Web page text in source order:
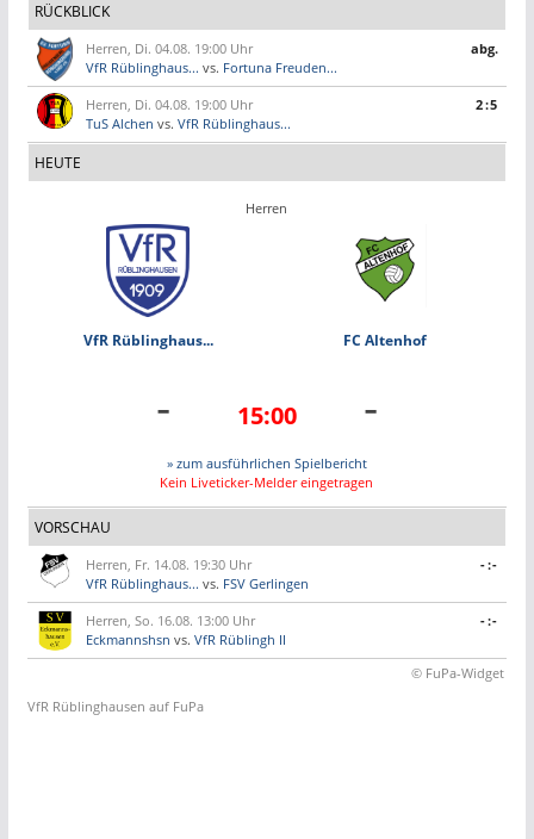
RÜCKBLICK
Herren, Di. 04.08. 19:00 Uhr
VfR Rüblinghaus... vs. Fortuna Freuden...
abg.
Herren, Di. 04.08. 19:00 Uhr
TuS Alchen vs. VfR Rüblinghaus...
2:5
HEUTE
Herren
VfR Rüblinghaus... FC Altenhof
- 15:00 -
» zum ausführlichen Spielbericht
Kein Liveticker-Melder eingetragen
VORSCHAU
Herren, Fr. 14.08. 19:30 Uhr
VfR Rüblinghaus... vs. FSV Gerlingen
-:-
Herren, So. 16.08. 13:00 Uhr
Eckmannshsn vs. VfR Rüblingh II
-:-
© FuPa-Widget
VfR Rüblinghausen auf FuPa